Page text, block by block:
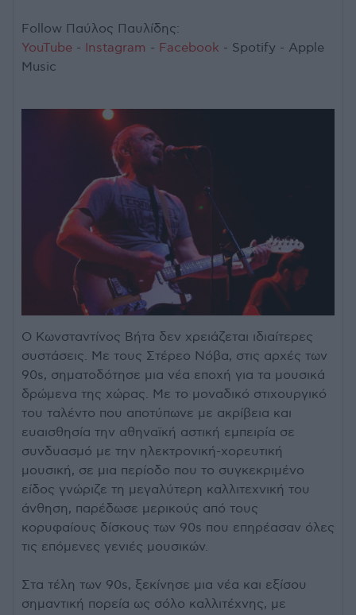
Follow Παύλος Παυλίδης:
YouTube - Instagram - Facebook - Spotify - Apple
Music
Ο Κωνσταντίνος Βήτα δεν χρειάζεται ιδιαίτερες
συστάσεις. Με τους Στέρεο Νόβα, στις αρχές των
90s, σηματοδότησε μια νέα εποχή για τα μουσικά
δρώμενα της χώρας. Με το μοναδικό στιχουργικό
του ταλέντο που αποτύπωνε με ακρίβεια και
ευαισθησία την αθηναϊκή αστική εμπειρία σε
συνδυασμό με την ηλεκτρονική-χορευτική
μουσική, σε μια περίοδο που το συγκεκριμένο
είδος γνώριζε τη μεγαλύτερη καλλιτεχνική του
άνθηση, παρέδωσε μερικούς από τους
κορυφαίους δίσκους των 90s που επηρέασαν όλες
τις επόμενες γενιές μουσικών.
Στα τέλη των 90s, ξεκίνησε μια νέα και εξίσου
σημαντική πορεία ως σόλο καλλιτέχνης, με